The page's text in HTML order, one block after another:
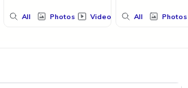
All Photos Videos All Photos